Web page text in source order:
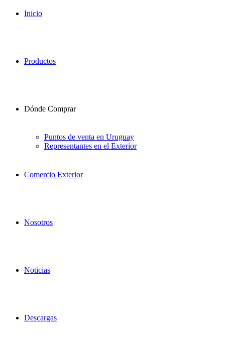
Inicio
Productos
Dónde Comprar
Puntos de venta en Uruguay
Representantes en el Exterior
Comercio Exterior
Nosotros
Noticias
Descargas